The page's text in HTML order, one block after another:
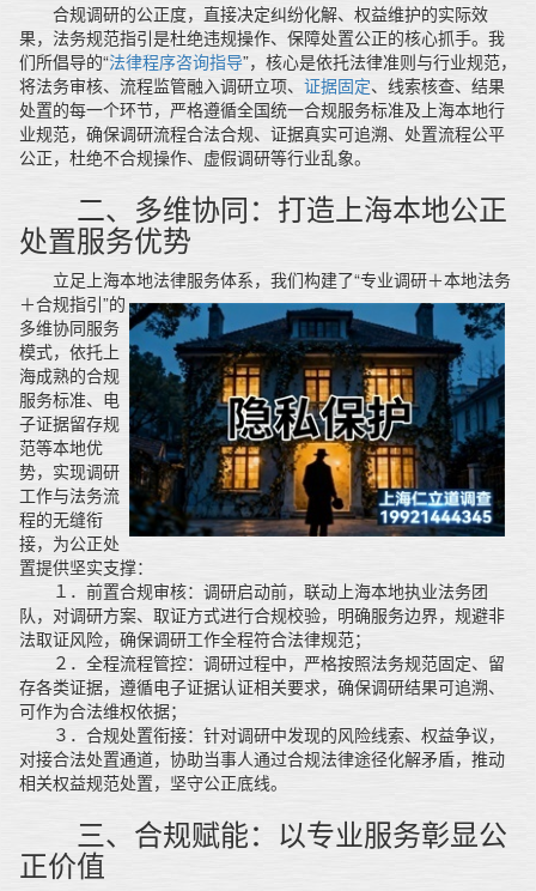
合规调研的公正度，直接决定纠纷化解、权益维护的实际效
果，法务规范指引是杜绝违规操作、保障处置公正的核心抓手。我
们所倡导的“法律程序咨询指导”，核心是依托法律准则与行业规范，
将法务审核、流程监管融入调研立项、 证据固定、线索核查、结果
处置的每一个环节，严格遵循全国统一合规服务标准及上海本地行
业规范，确保调研流程合法合规、证据真实可追溯、处置流程公平
公正，杜绝不合规操作、虚假调研等行业乱象。
二、多维协同：打造上海本地公正
处置服务优势
立足上海本地法律服务体系，我们构建了“专业调研＋本地法务
＋合规指引”的
多维协同服务
模式，依托上
海成熟的合规
服务标准、电
子证据留存规
范等本地优
势，实现调研
工作与法务流
程的无缝衔
接，为公正处
置提供坚实支撑：
１．前置合规审核：调研启动前，联动上海本地执业法务团
队，对调研方案、取证方式进行合规校验，明确服务边界，规避非
法取证风险，确保调研工作全程符合法律规范；
２．全程流程管控：调研过程中，严格按照法务规范固定、留
存各类证据，遵循电子证据认证相关要求，确保调研结果可追溯、
可作为合法维权依据；
３．合规处置衔接：针对调研中发现的风险线索、权益争议，
对接合法处置通道，协助当事人通过合规法律途径化解矛盾，推动
相关权益规范处置，坚守公正底线。
三、合规赋能：以专业服务彰显公
正价值